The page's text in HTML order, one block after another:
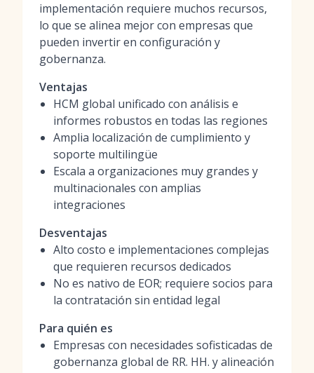
implementación requiere muchos recursos,
lo que se alinea mejor con empresas que
pueden invertir en configuración y
gobernanza.
Ventajas
HCM global unificado con análisis e
informes robustos en todas las regiones
Amplia localización de cumplimiento y
soporte multilingüe
Escala a organizaciones muy grandes y
multinacionales con amplias
integraciones
Desventajas
Alto costo e implementaciones complejas
que requieren recursos dedicados
No es nativo de EOR; requiere socios para
la contratación sin entidad legal
Para quién es
Empresas con necesidades sofisticadas de
gobernanza global de RR. HH. y alineación